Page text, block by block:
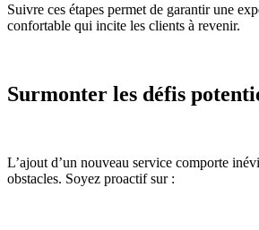
Suivre ces étapes permet de garantir une
confortable qui incite les clients à revenir.
Surmonter les défis
L’ajout d’un nouveau service comporte
obstacles. Soyez proactif sur :